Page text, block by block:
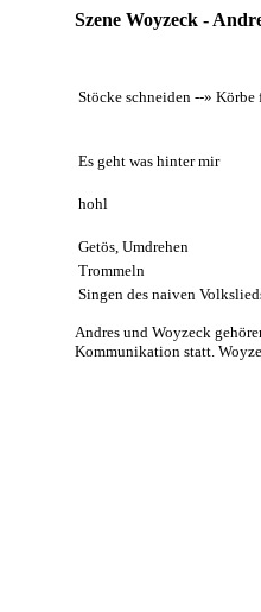
Szene Woyzeck -
Stöcke schneiden --» Körbe
Es geht was hinter mir
hohl
Getös, Umdrehen
Trommeln
Singen des naiven
Andres und Woyzeck
Kommunikation statt.